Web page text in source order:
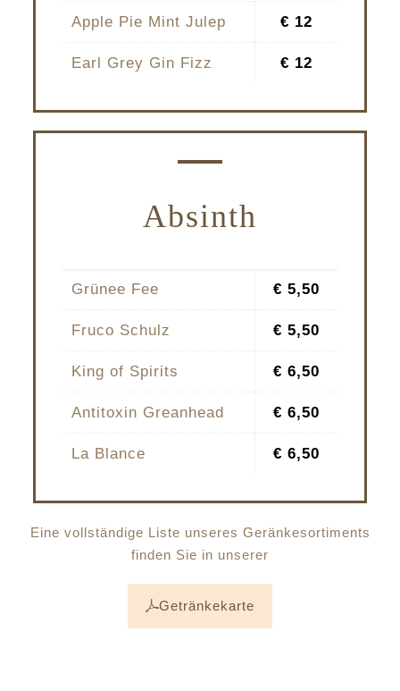
Apple Pie Mint Julep € 12
Earl Grey Gin Fizz € 12
Absinth
Grünee Fee € 5,50
Fruco Schulz € 5,50
King of Spirits € 6,50
Antitoxin Greanhead € 6,50
La Blance € 6,50
Eine vollständige Liste unseres Geränkesortiments
finden Sie in unserer
Getränkekarte